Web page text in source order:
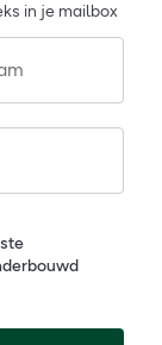
in je mailbox